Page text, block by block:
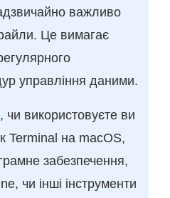
важливо
Це вимагає
управління даними.
чи використовуєте ви
Terminal на macOS,
забезпечення,
чи інші інструменти